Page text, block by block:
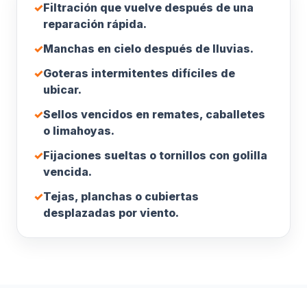
✓Filtración que vuelve después de una
reparación rápida.
✓Manchas en cielo después de lluvias.
✓Goteras intermitentes difíciles de
ubicar.
✓Sellos vencidos en remates, caballetes
o limahoyas.
✓Fijaciones sueltas o tornillos con golilla
vencida.
✓Tejas, planchas o cubiertas
desplazadas por viento.